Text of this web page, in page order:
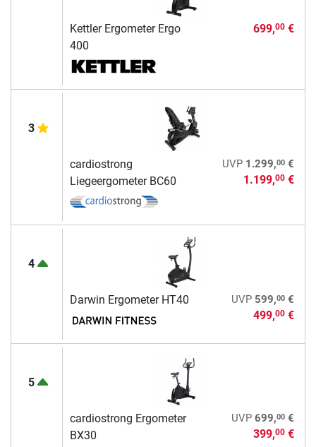
Kettler Ergometer Ergo
400
699,00€
3
cardiostrong
Liegeergometer BC60
UVP 1.299,00€
1.199,00€
4
Darwin Ergometer HT40 UVP 599,00€
499,00€
5
cardiostrong Ergometer
BX30
UVP 699,00€
399,00€